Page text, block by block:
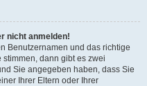
nicht anmelden!
Benutzernamen und das richtige
dann gibt es zwei
Sie angegeben haben, dass Sie
Ihrer Eltern oder Ihrer